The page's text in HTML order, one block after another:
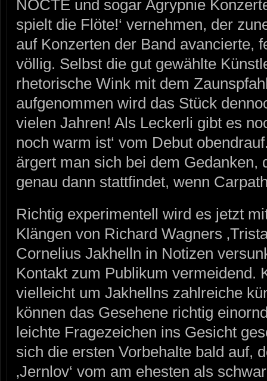
NOCTE und sogar Agrypnie
spielt die Flöte!‘ vernehmen, der
auf Konzerten der Band avancierte,
völlig. Selbst die gut gewählte
rhetorische Wink mit dem
aufgenommen wird das Stück
vielen Jahren! Als Leckerli gibt es
noch warm ist‘ vom Debut
ärgert man sich bei dem Gedanken,
genau dann stattfindet, wenn
Richtig experimentell wird es jetzt
Klängen von Richard Wagners
Cornelius Jakhelln in Notizen
Kontakt zum Publikum vermeidend.
vielleicht um Jakhellns zahlreiche
können das Gesehene richtig
leichte Fragezeichen ins Gesicht
sich die ersten Vorbehalte bald auf,
‚Jernlov‘ vom am ehesten als